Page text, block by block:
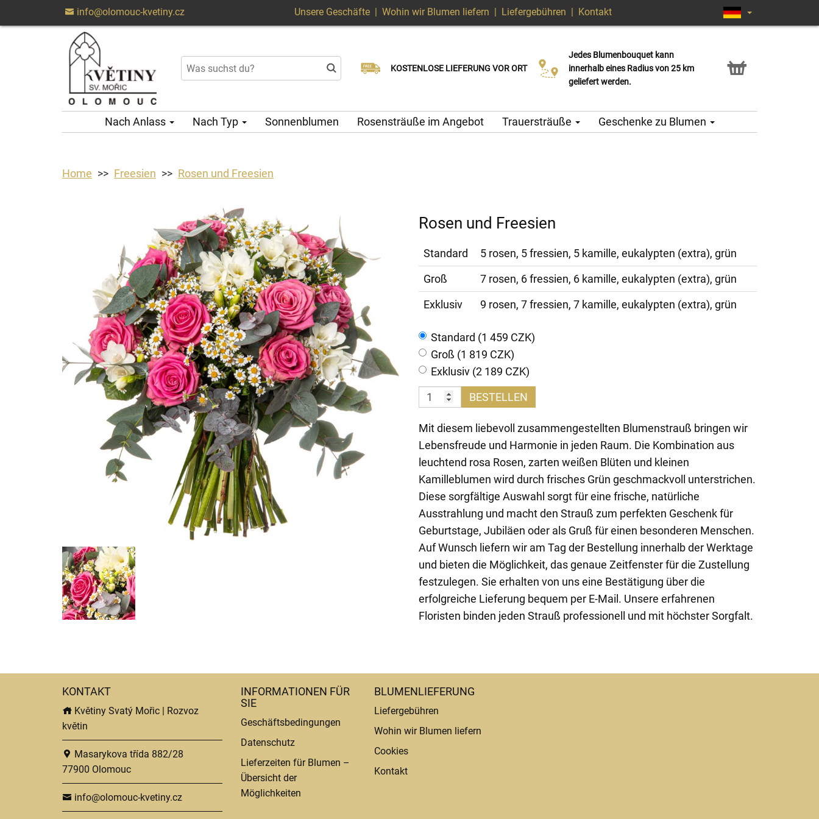
info@olomouc-kvetiny.cz Unsere Geschäfte | Wohin wir Blumen liefern | Liefergebühren | Kontakt
KOSTENLOSE LIEFERUNG VOR ORT
Lieferung am selben Tag möglich
Wählen Sie Ihr Lieferdatum
Jedes Blumenbouquet kann
innerhalb eines Radius von 25 km
geliefert werden.
Click & Collect Service
Nach Anlass Nach Typ Sonnenblumen Rosensträuße im Angebot Trauersträuße Geschenke zu Blumen
Home Freesien Rosen und Freesien
Rosen und Freesien
Standard
5 rosen, 5 fressien, 5 kamille, eukalypten (extra), grün
Groß
7 rosen, 6 fressien, 6 kamille, eukalypten (extra), grün
Exklusiv
9 rosen, 7 fressien, 7 kamille, eukalypten (extra), grün
Standard (1 459 CZK)
Groß (1 819 CZK)
Exklusiv (2 189 CZK)
BESTELLEN
Mit diesem liebevoll zusammengestellten Blumenstrauß bringen wir
Lebensfreude und Harmonie in jeden Raum. Die Kombination aus
leuchtend rosa Rosen, zarten weißen Blüten und kleinen
Kamilleblumen wird durch frisches Grün geschmackvoll unterstrichen.
Diese sorgfältige Auswahl sorgt für eine frische, natürliche
Ausstrahlung und macht den Strauß zum perfekten Geschenk für
Geburtstage, Jubiläen oder als Gruß für einen besonderen Menschen.
Auf Wunsch liefern wir am Tag der Bestellung innerhalb der Werktage
und bieten die Möglichkeit, das genaue Zeitfenster für die Zustellung
festzulegen. Sie erhalten von uns eine Bestätigung über die
erfolgreiche Lieferung bequem per E-Mail. Unsere erfahrenen
Floristen binden jeden Strauß professionell und mit höchster Sorgfalt.
KONTAKT
Květiny Svatý Mořic | Rozvoz
květin
Masarykova třída 882/28
77900 Olomouc
info@olomouc-kvetiny.cz
INFORMATIONEN FÜR
SIE
Geschäftsbedingungen
Datenschutz
Lieferzeiten für Blumen –
Übersicht der
Möglichkeiten
BLUMENLIEFERUNG
Liefergebühren
Wohin wir Blumen liefern
Cookies
Kontakt